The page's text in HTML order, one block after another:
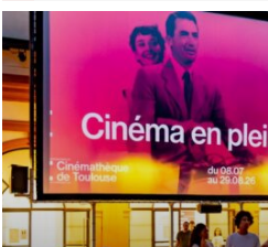
Les Nocturnes de la Cité de l’espace